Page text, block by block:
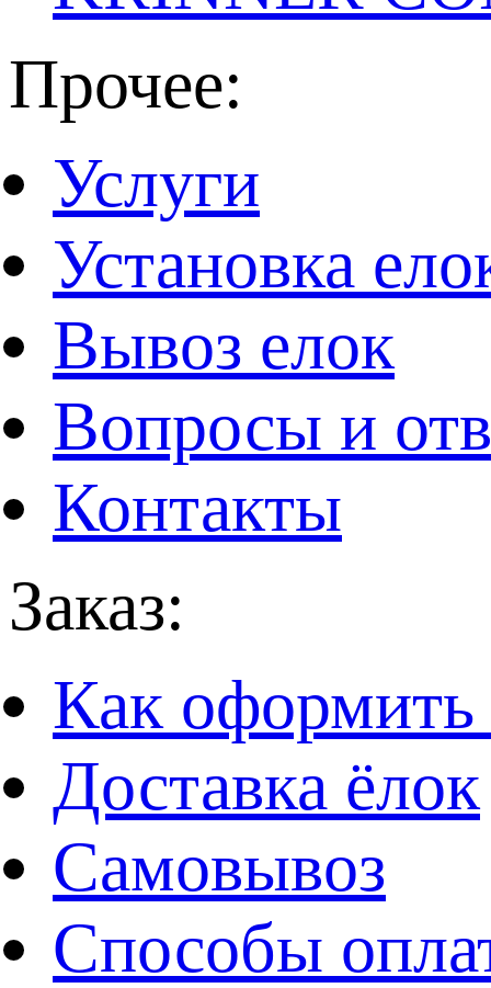
Прочее:
Услуги
Установка
Вывоз елок
Вопросы и
Контакты
Заказ:
Как оформить
Доставка ёлок
Самовывоз
Способы